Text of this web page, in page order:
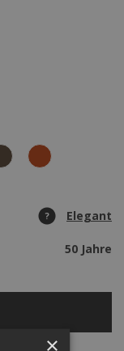
? Elegant
50 Jahre
×